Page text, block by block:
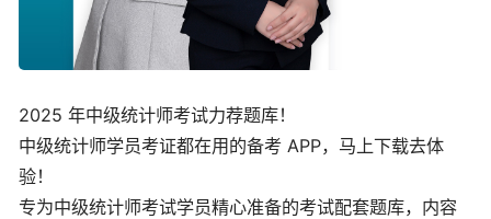
2025 年中级统计师考试力荐题库！
中级统计师学员考证都在用的备考 APP，马上下载去体
验！
专为中级统计师考试学员精心准备的考试配套题库，内容